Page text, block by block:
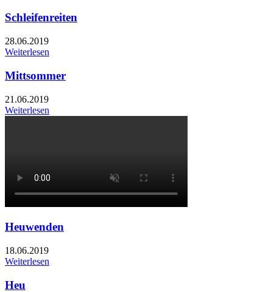
Schleifenreiten
28.06.2019
Weiterlesen
Mittsommer
21.06.2019
Weiterlesen
Heuwenden
18.06.2019
Weiterlesen
Heu